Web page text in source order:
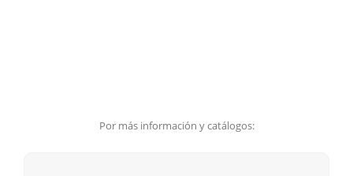
Por más información y catálogos: